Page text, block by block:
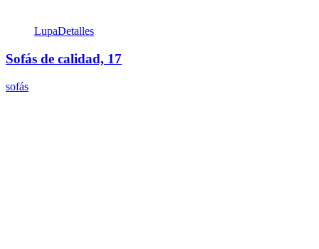
LupaDetalles
Sofás de calidad, 17
sofás